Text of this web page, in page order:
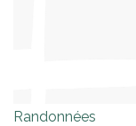
Randonnées